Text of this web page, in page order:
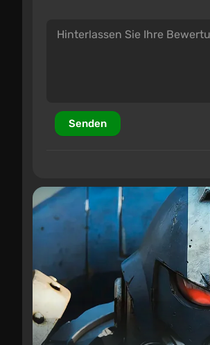
Senden